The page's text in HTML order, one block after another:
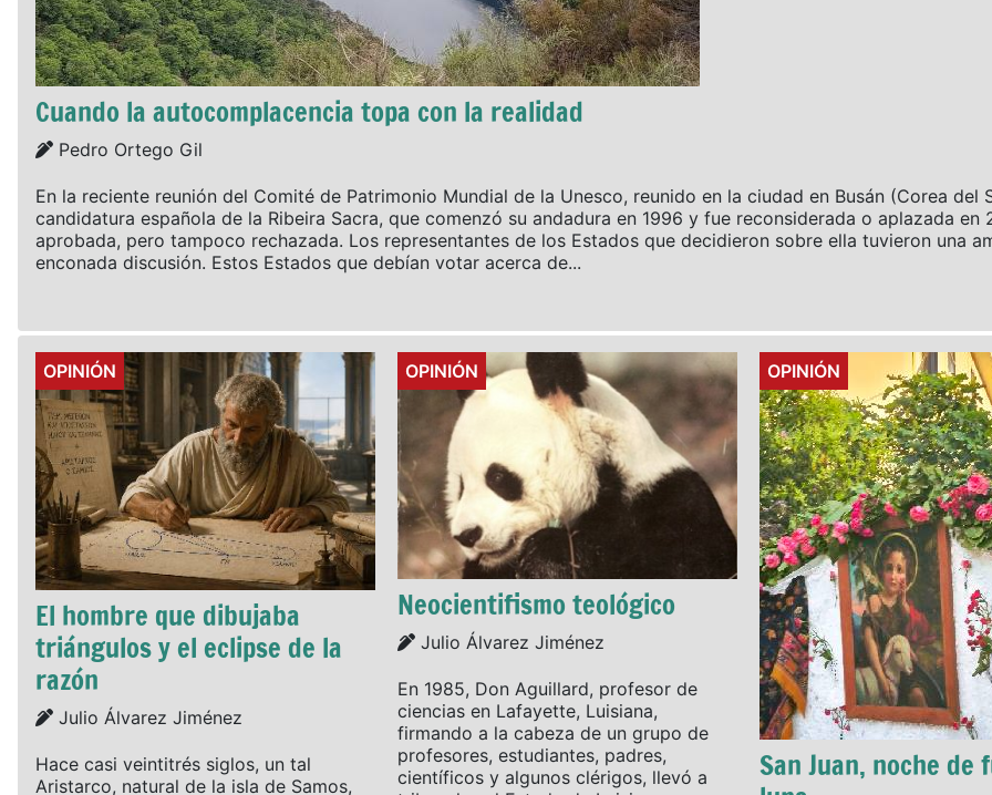
Cuando la autocomplacencia topa con la realidad
Details
Pedro Ortego Gil
En la reciente reunión del Comité de Patrimonio Mundial de la Unesco, reunido en la ciudad en Busán (Corea del
candidatura española de la Ribeira Sacra, que comenzó su andadura en 1996 y fue reconsiderada o aplazada en
aprobada, pero tampoco rechazada. Los representantes de los Estados que decidieron sobre ella tuvieron una
enconada discusión. Estos Estados que debían votar acerca de...
Details
OPINIÓN
El hombre que dibujaba
triángulos y el eclipse de la
razón
Details
Julio Álvarez Jiménez
Hace casi veintitrés siglos, un tal
Aristarco, natural de la isla de Samos,
Details
OPINIÓN
Neocientifismo teológico
Details
Julio Álvarez Jiménez
En 1985, Don Aguillard, profesor de
ciencias en Lafayette, Luisiana,
firmando a la cabeza de un grupo de
profesores, estudiantes, padres,
científicos y algunos clérigos, llevó a
Details
OPINIÓN
San Juan, noche de